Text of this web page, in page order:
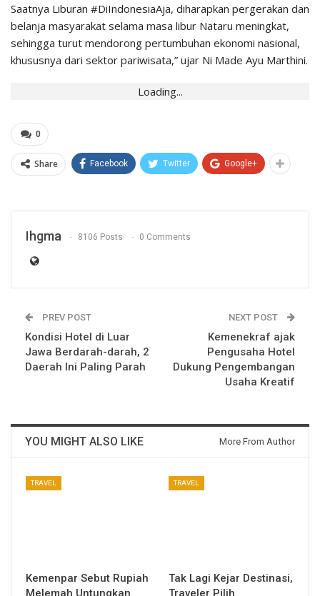
Saatnya Liburan #DiIndonesiaAja, diharapkan pergerakan dan
belanja masyarakat selama masa libur Nataru meningkat,
sehingga turut mendorong pertumbuhan ekonomi nasional,
khususnya dari sektor pariwisata,” ujar Ni Made Ayu Marthini.
Loading...
0
Share Facebook Twitter Google+
Ihgma 8106 Posts 0 Comments
PREV POST
Kondisi Hotel di Luar
Jawa Berdarah-darah, 2
Daerah Ini Paling Parah
NEXT POST
Kemenekraf ajak
Pengusaha Hotel
Dukung Pengembangan
Usaha Kreatif
YOU MIGHT ALSO LIKE More From Author
TRAVEL
Kemenpar Sebut Rupiah
Melemah Untungkan
TRAVEL
Tak Lagi Kejar Destinasi,
Traveler Pilih